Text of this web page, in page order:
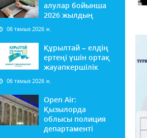
алулар бойынша
2026 жылдың
06 тамыз 2026 ж.
Құрылтай – елдің
ертеңі үшін ортақ
жауапкершілік
06 тамыз 2026 ж.
Open Air:
Қызылорда
облысы полиция
департаменті